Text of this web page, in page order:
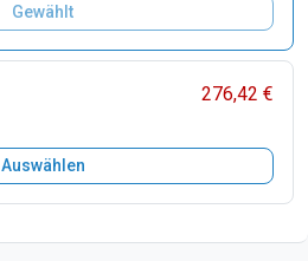
Gewählt
276,42 €
Auswählen